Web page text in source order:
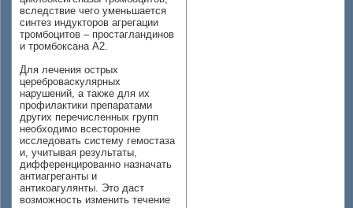
вследствие чего уменьшается
синтез индукторов агрегации
тромбоцитов – простагландинов
и тромбоксана А2.
Для лечения острых
цереброваскулярных
нарушений, а также для их
профилактики препаратами
других перечисленных групп
необходимо всесторонне
исследовать систему гемостаза
и, учитывая результаты,
дифференцированно назначать
антиагреганты и
антикоагулянты. Это даст
возможность изменить течение